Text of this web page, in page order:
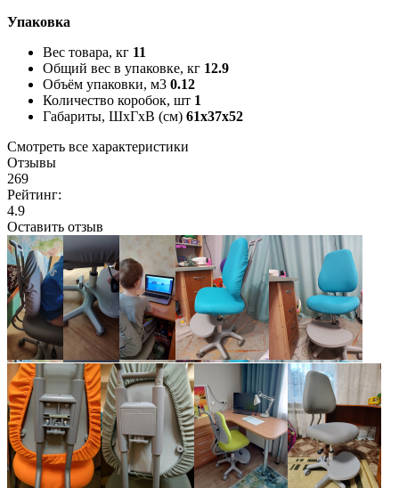
Упаковка
Вес товара, кг 11
Общий вес в упаковке, кг 12.9
Объём упаковки, м3 0.12
Количество коробок, шт 1
Габариты, ШxГxВ (см) 61x37x52
Смотреть все характеристики
Отзывы
269
Рейтинг:
4.9
Оставить отзыв